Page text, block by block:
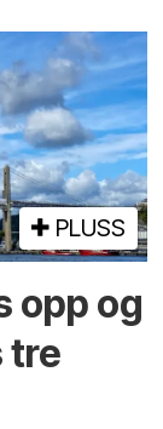
PLUSS
opp og
tre